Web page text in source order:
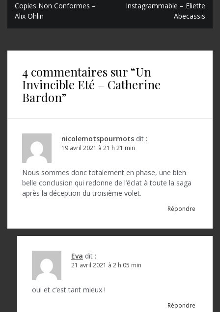
N
a
Copies Non Conformes –
Alix Ohlin
Instagrammable – Eliette
Abecassis
4 commentaires sur “Un
Invincible Eté – Catherine
Bardon”
nicolemotspourmots dit :
19 avril 2021 à 21 h 21 min
Nous sommes donc totalement en phase, une bien
belle conclusion qui redonne de l’éclat à toute la saga
après la déception du troisième volet.
Répondre
Eva dit :
21 avril 2021 à 2 h 05 min
oui et c’est tant mieux !
Répondre